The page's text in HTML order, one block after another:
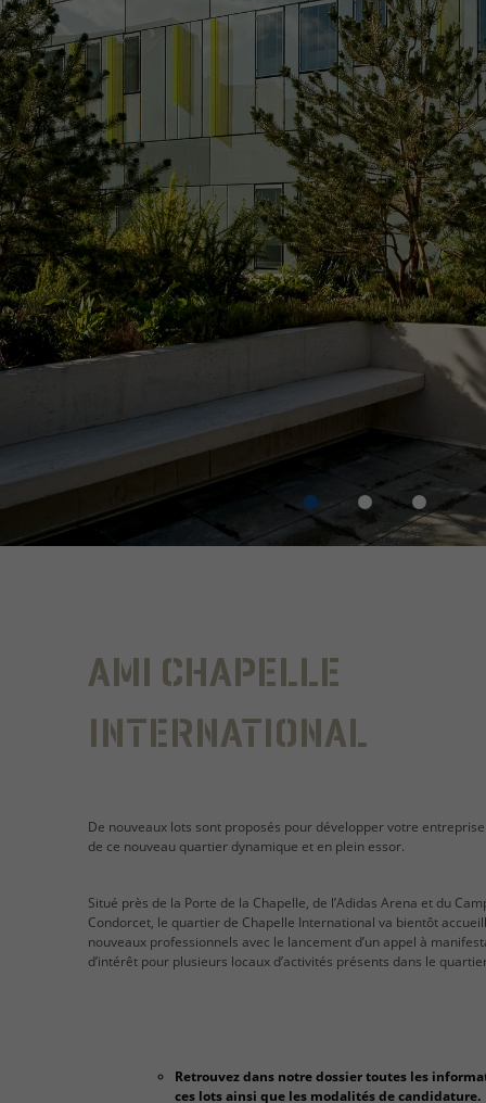
AMI CHAPELLE
INTERNATIONAL
De nouveaux lots sont proposés pour développer votre
de ce nouveau quartier dynamique et en plein essor.
Situé près de la Porte de la Chapelle, de l’Adidas Arena et du
Condorcet, le quartier de Chapelle International va bientôt
nouveaux professionnels avec le lancement d’un appel à
d’intérêt pour plusieurs locaux d’activités présents dans le
Retrouvez dans notre dossier toutes les
ces lots ainsi que les modalités de candidature.